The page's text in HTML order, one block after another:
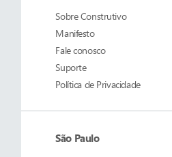
SobreConstrutivo
Manifesto
Fale conosco
Suporte
Política de Privacidade
São Paulo